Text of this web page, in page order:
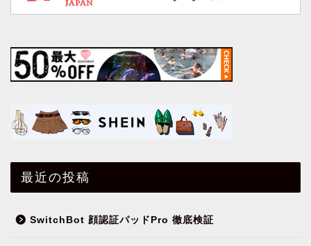
最近の投稿
SwitchBot 顔認証パッドPro 徹底検証